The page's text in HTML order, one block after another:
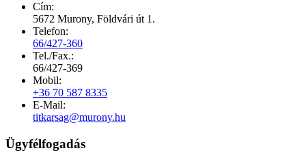
Cím:
5672 Murony, Földvári út 1.
Telefon:
66/427-360
Tel./Fax.:
66/427-369
Mobil:
+36 70 587 8335
E-Mail:
titkarsag@murony.hu
Ügyfélfogadás